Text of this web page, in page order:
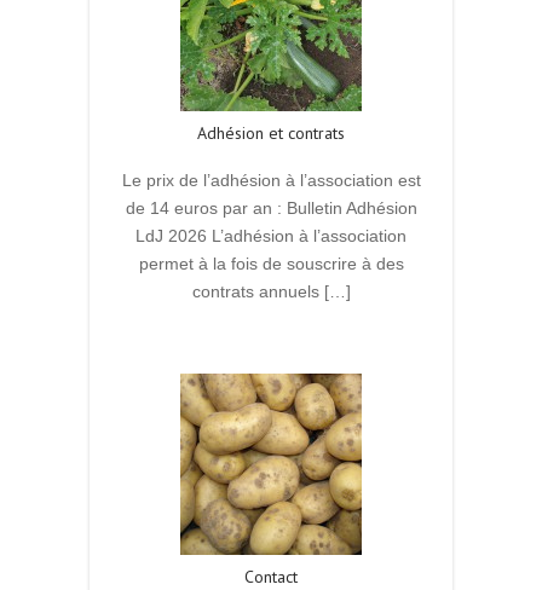
Adhésion et contrats
Le prix de l’adhésion à l’association est
de 14 euros par an : Bulletin Adhésion
LdJ 2026 L’adhésion à l’association
permet à la fois de souscrire à des
contrats annuels […]
Contact